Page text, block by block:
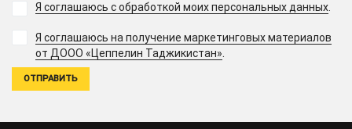
Я соглашаюсь с обработкой моих персональных данных.
Я соглашаюсь на получение маркетинговых материалов
от ДООО «Цеппелин Таджикистан».